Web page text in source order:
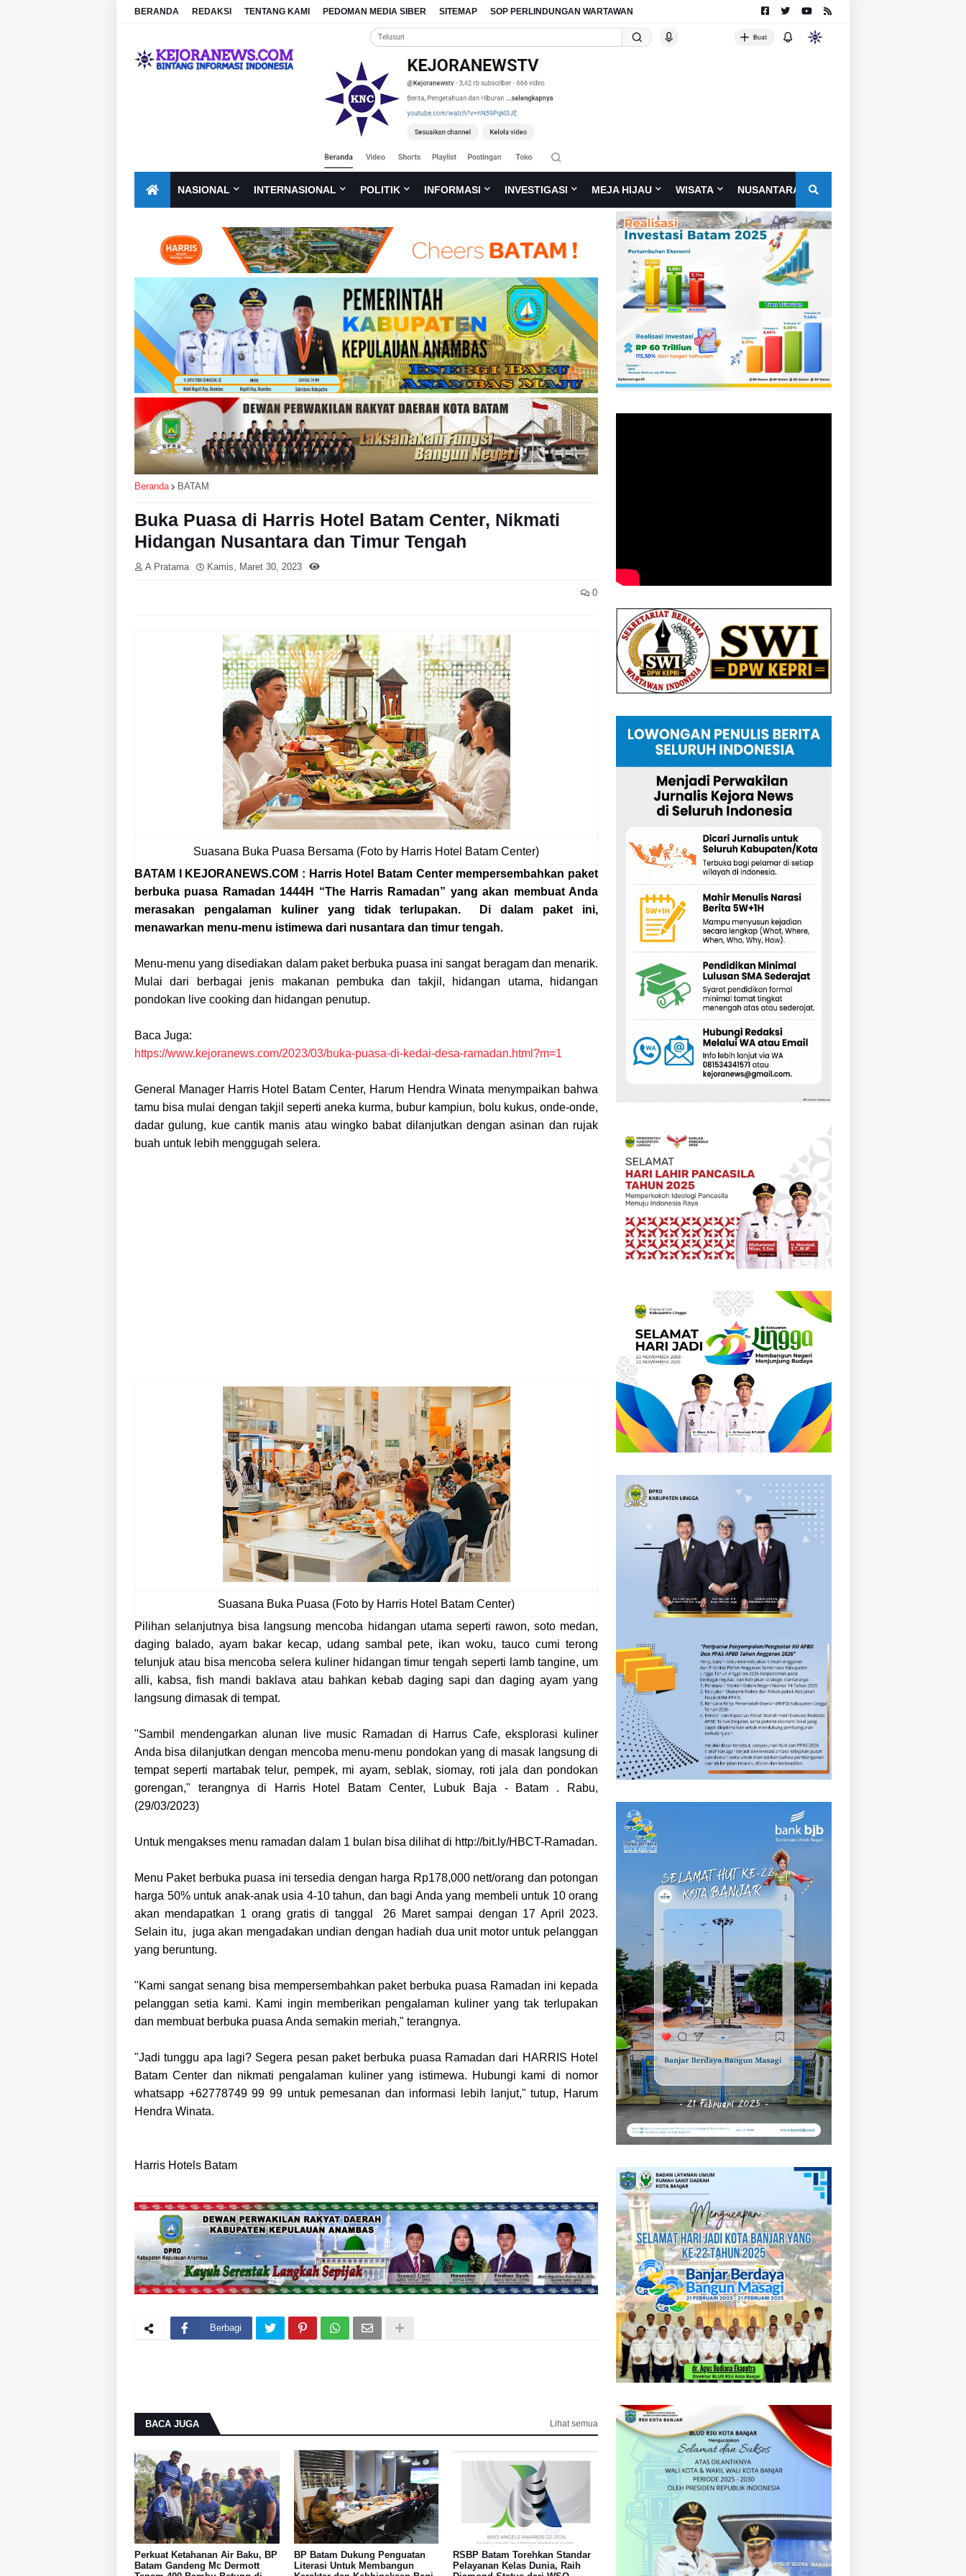
BERANDA REDAKSI TENTANG KAMI PEDOMAN MEDIA SIBER SITEMAP SOP PERLINDUNGAN WARTAWAN
NASIONAL INTERNASIONAL POLITIK INFORMASI INVESTIGASI MEJA HIJAU WISATA NUSANTARA
Beranda BATAM
Buka Puasa di Harris Hotel Batam Center, Nikmati
Hidangan Nusantara dan Timur Tengah
A Pratama Kamis, Maret 30, 2023
0
Suasana Buka Puasa Bersama (Foto by Harris Hotel Batam Center)
BATAM I KEJORANEWS.COM : Harris Hotel Batam Center mempersembahkan paket
berbuka puasa Ramadan 1444H “The Harris Ramadan” yang akan membuat Anda
merasakan pengalaman kuliner yang tidak terlupakan. Di dalam paket ini,
menawarkan menu-menu istimewa dari nusantara dan timur tengah.
Menu-menu yang disediakan dalam paket berbuka puasa ini sangat beragam dan menarik.
Mulai dari berbagai jenis makanan pembuka dan takjil, hidangan utama, hidangan
pondokan live cooking dan hidangan penutup.
Baca Juga:
https://www.kejoranews.com/2023/03/buka-puasa-di-kedai-desa-ramadan.html?m=1
General Manager Harris Hotel Batam Center, Harum Hendra Winata menympaikan bahwa
tamu bisa mulai dengan takjil seperti aneka kurma, bubur kampiun, bolu kukus, onde-onde,
dadar gulung, kue cantik manis atau wingko babat dilanjutkan dengan asinan dan rujak
buah untuk lebih menggugah selera.
Suasana Buka Puasa (Foto by Harris Hotel Batam Center)
Pilihan selanjutnya bisa langsung mencoba hidangan utama seperti rawon, soto medan,
daging balado, ayam bakar kecap, udang sambal pete, ikan woku, tauco cumi terong
telunjuk atau bisa mencoba selera kuliner hidangan timur tengah seperti lamb tangine, um
alli, kabsa, fish mandi baklava atau bahkan kebab daging sapi dan daging ayam yang
langsung dimasak di tempat.
"Sambil mendengarkan alunan live music Ramadan di Harrus Cafe, eksplorasi kuliner
Anda bisa dilanjutkan dengan mencoba menu-menu pondokan yang di masak langsung di
tempat seperti martabak telur, pempek, mi ayam, seblak, siomay, roti jala dan pondokan
gorengan," terangnya di Harris Hotel Batam Center, Lubuk Baja - Batam . Rabu,
(29/03/2023)
Untuk mengakses menu ramadan dalam 1 bulan bisa dilihat di http://bit.ly/HBCT-Ramadan.
Menu Paket berbuka puasa ini tersedia dengan harga Rp178,000 nett/orang dan potongan
harga 50% untuk anak-anak usia 4-10 tahun, dan bagi Anda yang membeli untuk 10 orang
akan mendapatkan 1 orang gratis di tanggal 26 Maret sampai dengan 17 April 2023.
Selain itu, juga akan mengadakan undian dengan hadiah dua unit motor untuk pelanggan
yang beruntung.
"Kami sangat senang bisa mempersembahkan paket berbuka puasa Ramadan ini kepada
pelanggan setia kami. Kami ingin memberikan pengalaman kuliner yang tak terlupakan
dan membuat berbuka puasa Anda semakin meriah," terangnya.
"Jadi tunggu apa lagi? Segera pesan paket berbuka puasa Ramadan dari HARRIS Hotel
Batam Center dan nikmati pengalaman kuliner yang istimewa. Hubungi kami di nomor
whatsapp +62778749 99 99 untuk pemesanan dan informasi lebih lanjut," tutup, Harum
Hendra Winata.
Harris Hotels Batam
Berbagi
BACA JUGA Lihat semua
Perkuat Ketahanan Air Baku, BP
Batam Gandeng Mc Dermott
BP Batam Dukung Penguatan
Literasi Untuk Membangun
RSBP Batam Torehkan Standar
Pelayanan Kelas Dunia, Raih